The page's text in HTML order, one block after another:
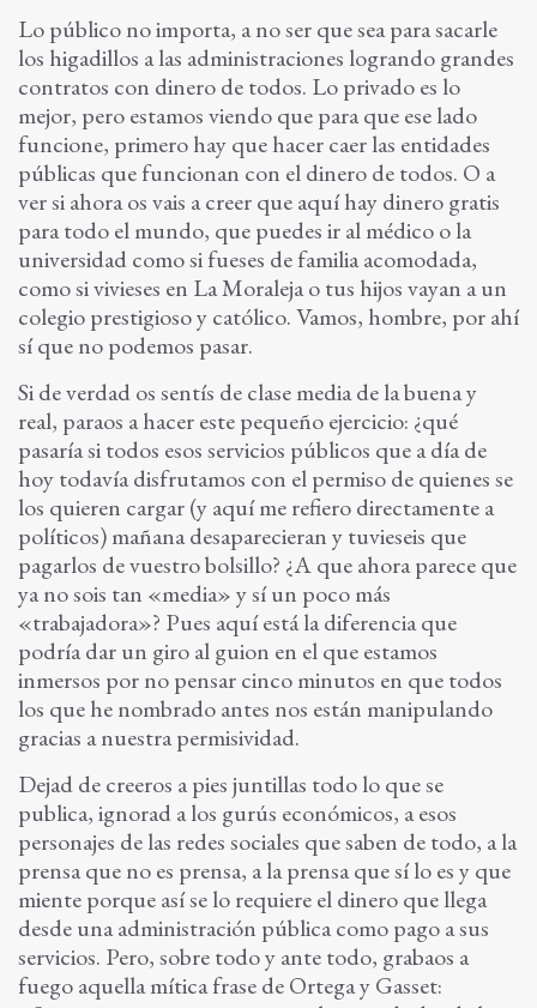
Lo público no importa, a no ser que sea para sacarle
los higadillos a las administraciones logrando grandes
contratos con dinero de todos. Lo privado es lo
mejor, pero estamos viendo que para que ese lado
funcione, primero hay que hacer caer las entidades
públicas que funcionan con el dinero de todos. O a
ver si ahora os vais a creer que aquí hay dinero gratis
para todo el mundo, que puedes ir al médico o la
universidad como si fueses de familia acomodada,
como si vivieses en La Moraleja o tus hijos vayan a un
colegio prestigioso y católico. Vamos, hombre, por ahí
sí que no podemos pasar.
Si de verdad os sentís de clase media de la buena y
real, paraos a hacer este pequeño ejercicio: ¿qué
pasaría si todos esos servicios públicos que a día de
hoy todavía disfrutamos con el permiso de quienes se
los quieren cargar (y aquí me refiero directamente a
políticos) mañana desaparecieran y tuvieseis que
pagarlos de vuestro bolsillo? ¿A que ahora parece que
ya no sois tan «media» y sí un poco más
«trabajadora»? Pues aquí está la diferencia que
podría dar un giro al guion en el que estamos
inmersos por no pensar cinco minutos en que todos
los que he nombrado antes nos están manipulando
gracias a nuestra permisividad.
Dejad de creeros a pies juntillas todo lo que se
publica, ignorad a los gurús económicos, a esos
personajes de las redes sociales que saben de todo, a la
prensa que no es prensa, a la prensa que sí lo es y que
miente porque así se lo requiere el dinero que llega
desde una administración pública como pago a sus
servicios. Pero, sobre todo y ante todo, grabaos a
fuego aquella mítica frase de Ortega y Gasset: